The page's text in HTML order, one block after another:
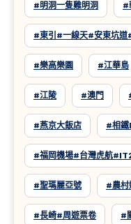
#明洞一隻雞明洞 #
#東引#一線天#安東坑道
#樂高樂園 #江華島
#江陵 #澳門
#燕京大飯店 #相鐵
#福岡機場#台灣虎航
#聖瑪麗亞號 #農村
#長崎#周遊票卷 #